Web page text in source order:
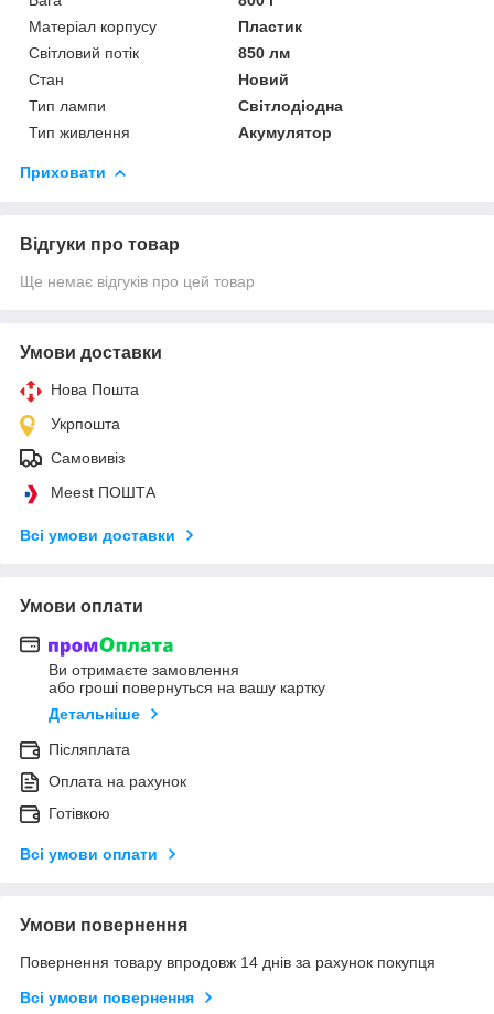
Матеріал корпусу
Пластик
Світловий потік
850 лм
Стан
Новий
Тип лампи
Світлодіодна
Тип живлення
Акумулятор
Приховати
Відгуки про товар
Ще немає відгуків про цей товар
Умови доставки
Нова Пошта
Укрпошта
Самовивіз
Meest ПОШТА
Всі умови доставки
Умови оплати
Ви отримаєте замовлення
або гроші повернуться на вашу картку
Детальніше
Післяплата
Оплата на рахунок
Готівкою
Всі умови оплати
Умови повернення
Повернення товару впродовж 14 днів за рахунок покупця
Всі умови повернення